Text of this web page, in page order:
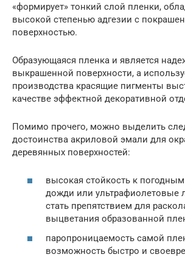
«формирует» тонкий слой пленки,
высокой степенью адгезии с
поверхностью.
Образующаяся пленка и является
выкрашенной поверхности, а
производства красящие пигменты
качестве эффектной декоративной
Помимо прочего, можно выделить
достоинства акриловой эмали для
деревянных поверхностей:
высокая стойкость к
дожди или ультрафиолетовые
стать препятствием для
выцветания образованной
паропроницаемость самой
возможность быстро и